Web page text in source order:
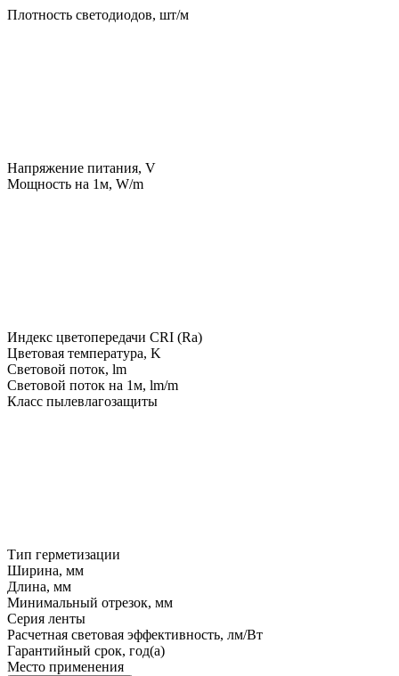
Плотность светодиодов, шт/м
Напряжение питания, V
Мощность на 1м, W/m
Индекс цветопередачи CRI (Ra)
Цветовая температура, K
Световой поток, lm
Световой поток на 1м, lm/m
Класс пылевлагозащиты
Тип герметизации
Ширина, мм
Длина, мм
Минимальный отрезок, мм
Серия ленты
Расчетная световая эффективность, лм/Вт
Гарантийный срок, год(а)
Место применения